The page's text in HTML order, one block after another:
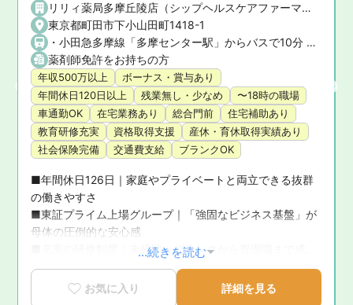
リリィ薬局多摩丘陵店（シップヘルスケアファーマシー株式会社）
東京都町田市下小山田町1418-1
・小田急多摩線「多摩センター駅」からバスで10分 ・小田急小田原線「町田駅」からバスで25分 ★マイカー通勤OK！
薬剤師免許をお持ちの方
年収500万以上
ボーナス・賞与あり
年間休日120日以上
残業無し・少なめ
〜18時の職場
車通勤OK
在宅業務あり 総合門前
住宅補助あり
教育研修充実
資格取得支援
産休・育休取得実績あり
社会保険完備
交通費支給 ブランクOK
■年間休日126日｜家庭やプライベートと両立できる抜群
の働きやすさ
■東証プライム上場グループ｜「強固なビジネス基盤」が
母体の圧倒的な安心感
■充実の研修制度｜未経験・ブランクから管理職まで成長
を徹底サポート
■育休復帰率100％！｜ライフステージの変化に寄り添う
手厚いサポート体制
...続きを読む
お気に入り 詳細を見る